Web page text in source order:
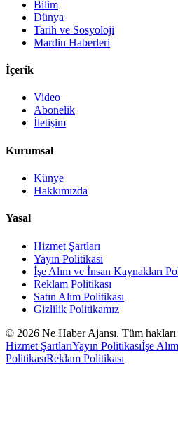
Bilim
Dünya
Tarih ve Sosyoloji
Mardin Haberleri
İçerik
Video
Abonelik
İletişim
Kurumsal
Künye
Hakkımızda
Yasal
Hizmet Şartları
Yayın Politikası
İşe Alım ve İnsan Kaynakları
Reklam Politikası
Satın Alım Politikası
Gizlilik Politikamız
© 2026 Ne Haber Ajansı. Tüm hakları
Hizmet ŞartlarıYayın Politikasıİşe
PolitikasıReklam Politikası